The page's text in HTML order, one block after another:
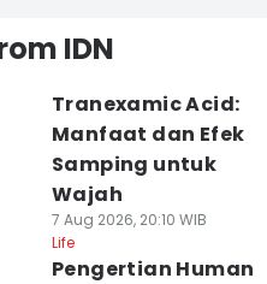
IDN
Tranexamic Acid:
Manfaat dan Efek
Samping untuk
Wajah
7 Aug 2026, 20:10 WIB
Life
Pengertian Human